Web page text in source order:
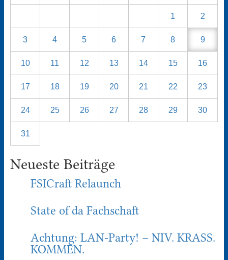
1 2
3 4 5 6 7 8 9
10 11 12 13 14 15 16
17 18 19 20 21 22 23
24 25 26 27 28 29 30
31
Neueste Beiträge
FSICraft Relaunch
State of da Fachschaft
Achtung: LAN-Party! – NIV. KRASS.
KOMMEN.